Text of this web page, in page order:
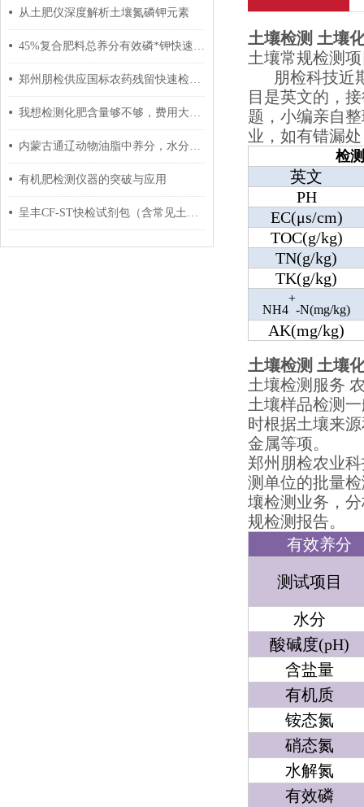
从土肥仪深度解析土壤氮磷钾元素
45%复合肥料总养分有效磷*钾快速检测仪
郑州朋检供应国标农药残留快速检测试剂盒
我想检测化肥含量够不够，费用大概多少，时间多久
内蒙古通辽动物油脂中养分，水分，重金属含量检测仪器
有机肥检测仪器的突破与应用
呈丰CF-ST快检试剂包（含常见土壤重金属快检）中标51套
土壤检测 土壤
土壤常规检测
朋检科技近
目是英文的，
题，小编亲自
业，如有错漏
检
英文
PH
EC(μs/cm)
TOC(g/kg)
TN(g/kg)
TK(g/kg)
NH4
+
-N(mg/kg)
AK(mg/kg)
土壤检测 土壤
土壤检测服务
土壤样品检测
时根据土壤来
金属等项。
郑州朋检农业
测单位的批量
壤检测业务，
规检测报告。
有效养分
测试项目
水分
酸碱度(pH)
含盐量
有机质
铵态氮
硝态氮
水解氮
有效磷